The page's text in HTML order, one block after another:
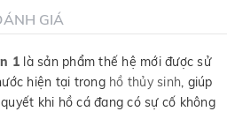
GIÁ
1 là sản phẩm thế hệ mới được sử
hiện tại trong hồ thủy sinh, giúp
khi hồ cá đang có sự cố không